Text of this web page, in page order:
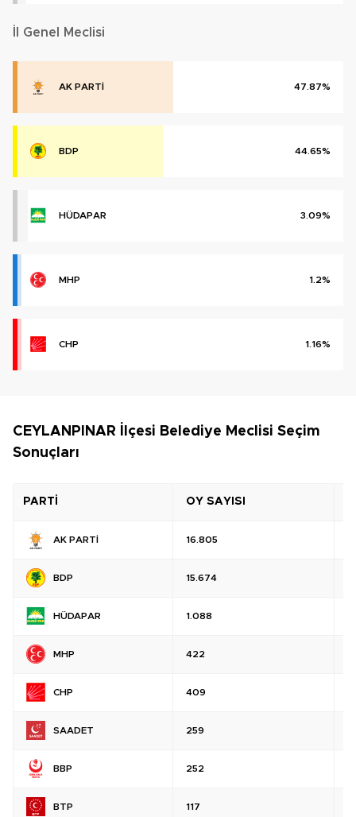
İl Genel Meclisi
AK PARTİ 47.87%
BDP 44.65%
HÜDAPAR 3.09%
MHP 1.2%
CHP 1.16%
CEYLANPINAR İlçesi Belediye Meclisi Seçim
Sonuçları
PARTİ OY SAYISI
AK PARTİ 16.805
BDP 15.674
HÜDAPAR 1.088
MHP 422
CHP 409
SAADET 259
BBP 252
BTP 117